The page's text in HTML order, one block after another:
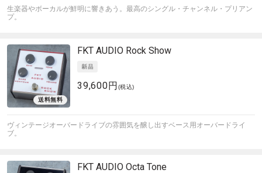
生楽器やボーカルが鮮明に響きあう。最高のシングル・チャンネル・プリアン
プ。
FKT AUDIO Rock Show
39,600円 (税込)
ヴィンテージオーバードライブの雰囲気を醸し出すベース用オーバードライ
ブ。
FKT AUDIO Octa Tone